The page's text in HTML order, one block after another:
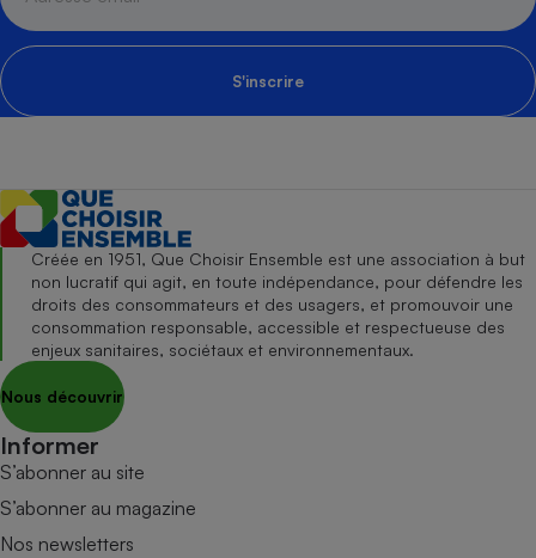
S'inscrire
Créée en 1951, Que Choisir Ensemble est une association à but
non lucratif qui agit, en toute indépendance, pour défendre les
droits des consommateurs et des usagers, et promouvoir une
consommation responsable, accessible et respectueuse des
enjeux sanitaires, sociétaux et environnementaux.
Nous découvrir
Informer
S’abonner au site
S’abonner au magazine
Nos newsletters